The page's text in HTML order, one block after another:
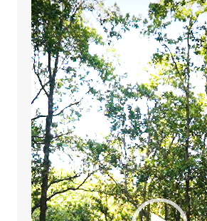
Video
Player